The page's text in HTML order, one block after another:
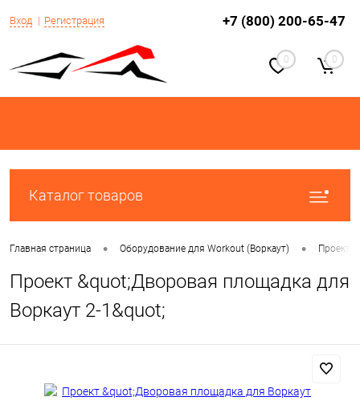
Вход Регистрация +7 (800) 200-65-47
0 0
Каталог товаров
Главная страница • Оборудование для Workout (Воркаут) •
Проект &quot;Дворовая площадка для
Воркаут 2-1&quot;